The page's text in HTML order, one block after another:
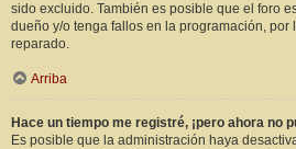
sido excluido. También es posible que el foro
dueño y/o tenga fallos en la programación, por
reparado.
Arriba
Hace un tiempo me registré, ¡pero ahora no
Es posible que la administración haya